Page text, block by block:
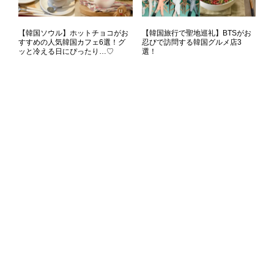
【韓国ソウル】ホットチョコがお
すすめの人気韓国カフェ6選！グ
ッと冷える日にぴったり…♡
【韓国旅行で聖地巡礼】BTSがお
忍びで訪問する韓国グルメ店3
選！